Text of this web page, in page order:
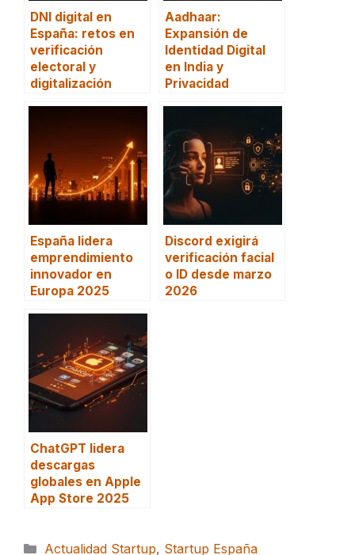
DNI digital en
España: retos en
verificación
electoral y
digitalización
Aadhaar:
Expansión de
Identidad Digital
en India y
Privacidad
España lidera
emprendimiento
innovador en
Europa 2025
Discord exigirá
verificación facial
o ID desde marzo
2026
ChatGPT lidera
descargas
globales en Apple
App Store 2025
Categorías
Actualidad Startup, Startup España